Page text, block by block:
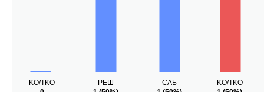
KO/TKO
РЕШ
САБ
KO/TKO